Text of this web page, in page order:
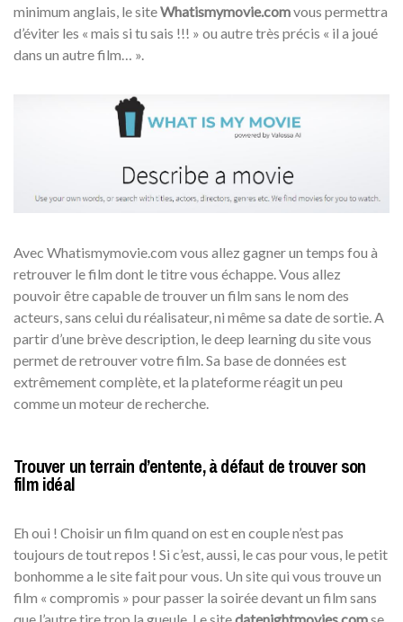
minimum anglais, le siteWhatismymovie.comvous permettra
d’éviter les « mais si tu sais !!! » ou autre très précis « il a joué
dans un autre film… ».
Avec Whatismymovie.com vous allez gagner un temps fou à
retrouver le film dont le titre vous échappe. Vous allez
pouvoir être capable de trouver un film sans le nom des
acteurs, sans celui du réalisateur, ni même sa date de sortie. A
partir d’une brève description, le deep learning du site vous
permet de retrouver votre film. Sa base de données est
extrêmement complète, et la plateforme réagit un peu
comme un moteur de recherche.
Trouver un terrain d’entente, à défaut de trouver son
film idéal
Eh oui ! Choisir un film quand on est en couple n’est pas
toujours de tout repos ! Si c’est, aussi, le cas pour vous, le petit
bonhomme a le site fait pour vous. Un site qui vous trouve un
film « compromis » pour passer la soirée devant un film sans